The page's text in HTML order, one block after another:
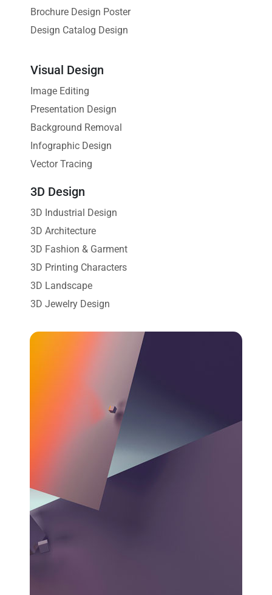
Brochure Design Poster
Design Catalog Design
Visual Design
Image Editing
Presentation Design
Background Removal
Infographic Design
Vector Tracing
3D Design
3D Industrial Design
3D Architecture
3D Fashion & Garment
3D Printing Characters
3D Landscape
3D Jewelry Design